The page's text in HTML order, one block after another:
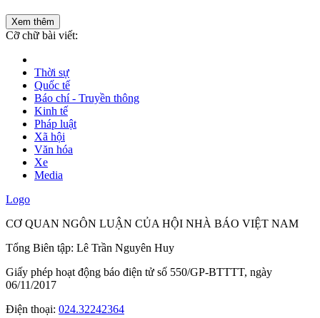
Xem thêm
Cỡ chữ bài viết:
Thời sự
Quốc tế
Báo chí - Truyền thông
Kinh tế
Pháp luật
Xã hội
Văn hóa
Xe
Media
Logo
CƠ QUAN NGÔN LUẬN CỦA HỘI NHÀ BÁO VIỆT NAM
Tổng Biên tập: Lê Trần Nguyên Huy
Giấy phép hoạt động báo điện tử số 550/GP-BTTTT, ngày
06/11/2017
Điện thoại: 024.32242364